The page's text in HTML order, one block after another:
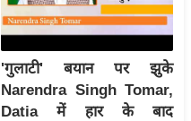
'गुलाटी' बयान पर झुके
Narendra Singh Tomar,
Datia में हार के बाद